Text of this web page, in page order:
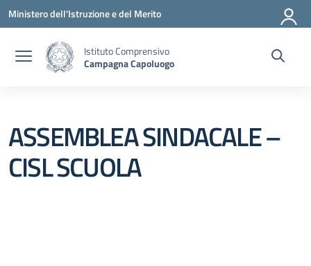
Vai ai contenuti
Vai al menu di navigazione
Vai al footer
Ministero dell'Istruzione e del Merito
Istituto Comprensivo
Campagna Capoluogo
ASSEMBLEA SINDACALE –
CISL SCUOLA